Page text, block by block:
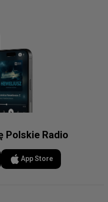
Polskie Radio
App Store